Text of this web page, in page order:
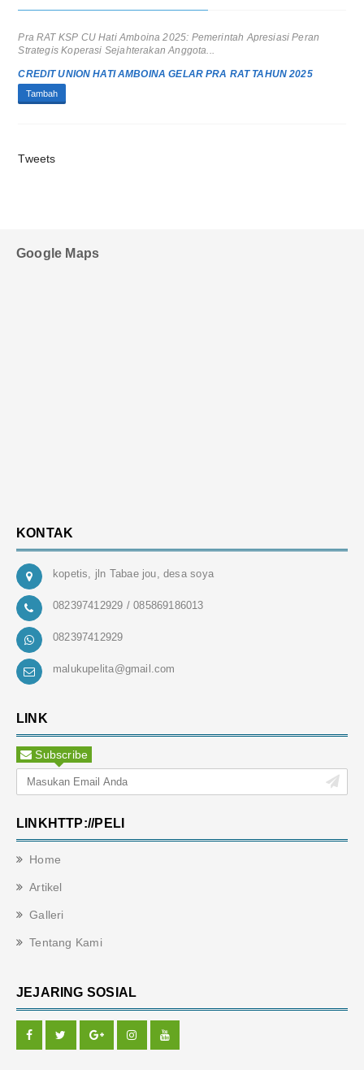
Pra RAT KSP CU Hati Amboina 2025: Pemerintah Apresiasi Peran
Strategis Koperasi Sejahterakan Anggota...
CREDIT UNION HATI AMBOINA GELAR PRA RAT TAHUN 2025
Tambah
Tweets
Google Maps
KONTAK
kopetis, jln Tabae jou, desa soya
082397412929 / 085869186013
082397412929
malukupelita@gmail.com
LINK
Subscribe
LINKHTTP://PELI
Home
Artikel
Galleri
Tentang Kami
JEJARING SOSIAL